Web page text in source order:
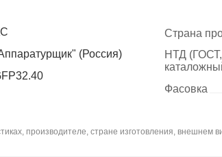
(Россия)
Страна
НТД
Фасовка
производителе, стране изготовления, внешнем